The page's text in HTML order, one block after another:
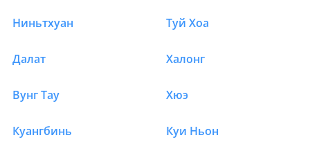
Ниньтхуан Туй Хоа
Далат Халонг
Вунг Тау Хюэ
Куангбинь Куи Ньон